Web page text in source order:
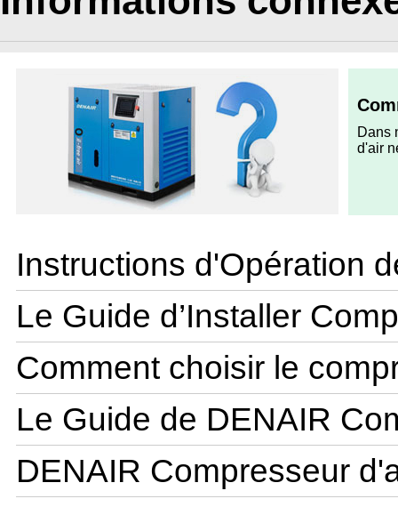
Dans
d'air
Instructions d'Opération
Le Guide d’Installer
Comment choisir le
Le Guide de DENAIR
DENAIR Compresseur